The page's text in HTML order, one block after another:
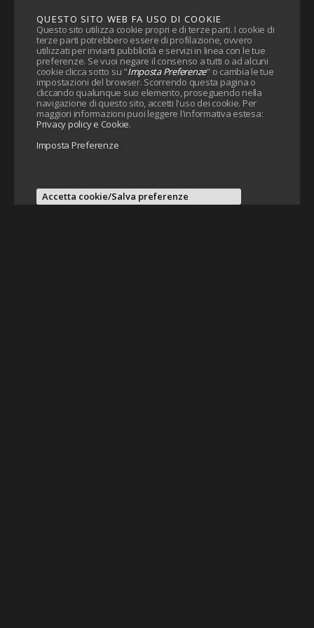
QUESTO SITO WEB FA USO DI COOKIE
Questo sito utilizza cookie propri e di terze parti. I cookie di
terze parti potrebbero essere di profilazione, ovvero
utilizzati per inviarti pubblicità e servizi in linea con le tue
preferenze. Se vuoi negare il consenso a tutti o ad alcuni
cookie clicca sotto su "Imposta Preferenze" o cambia le tue
impostazioni del browser. Scorrendo questa pagina o
cliccando qualunque suo elemento, proseguendo nella
navigazione di questo sito, accetti l'uso dei cookie. Per
maggiori informazioni puoi leggere l'informativa estesa:
Privacy policy e Cookie.
Imposta Preferenze
Accetta cookie/Salva preferenze